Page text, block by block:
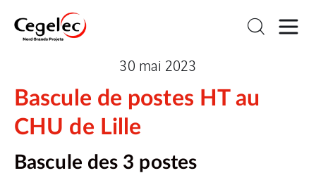
30 mai 2023
Bascule de postes HT au
CHU de Lille
Bascule des 3 postes